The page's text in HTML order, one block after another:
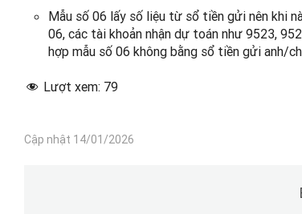
Mẫu số 06 lấy số liệu từ sổ tiền gửi nên khi
06, các tài khoản nhận dự toán như 9523,
hợp mẫu số 06 không bằng sổ tiền gửi anh/
Lượt xem: 79
Cập nhật 14/01/2026